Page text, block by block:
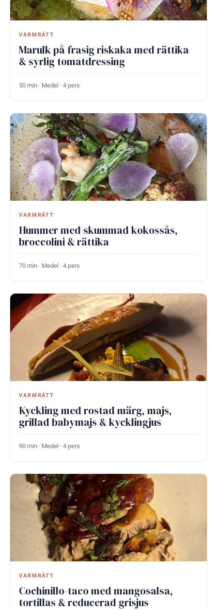
VARMRÄTT
Marulk på frasig riskaka med rättika
& syrlig tomatdressing
50 min · Medel · 4 pers
VARMRÄTT
Hummer med skummad kokossås,
broccolini & rättika
70 min · Medel · 4 pers
VARMRÄTT
Kyckling med rostad märg, majs,
grillad babymajs & kycklingjus
90 min · Medel · 4 pers
VARMRÄTT
Cochinillo-taco med mangosalsa,
tortillas & reducerad grisjus